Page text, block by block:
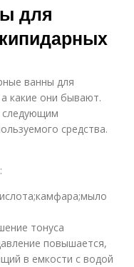
для
ванны для
какие они бывают.
следующим
средства.
тонуса
повышается,
в емкости с водой